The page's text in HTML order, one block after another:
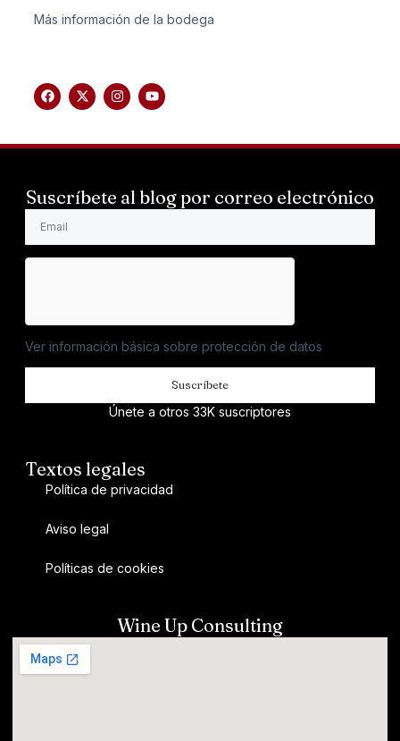
Más información de la bodega
Suscríbete al blog por correo electrónico
Ver información básica sobre protección de datos
Suscríbete
Únete a otros 33K suscriptores
Textos legales
Política de privacidad
Aviso legal
Políticas de cookies
Wine Up Consulting